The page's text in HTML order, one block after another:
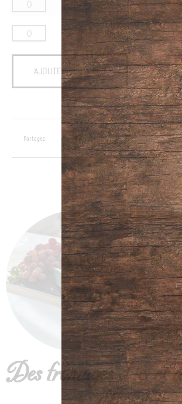
Sauce Rosée 500ml
Sauce Rosée 1L
AJOUTER AU PANIER
Partagez
Des fromages d'ici et